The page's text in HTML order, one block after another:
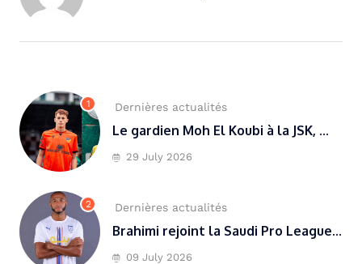
1 Dernières actualités
Le gardien Moh El Koubi à la JSK, ...
29 July 2026
2 Dernières actualités
Brahimi rejoint la Saudi Pro League...
09 July 2026